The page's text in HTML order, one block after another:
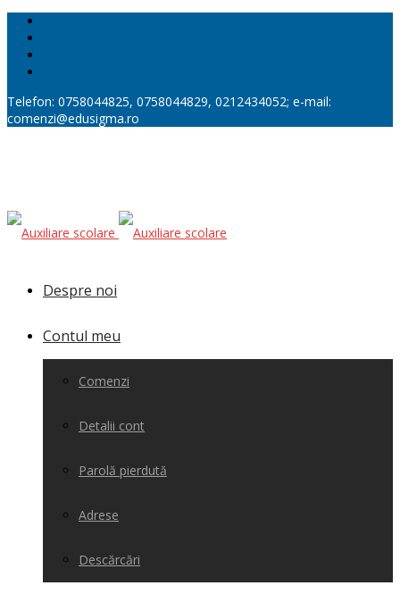
Telefon: 0758044825, 0758044829, 0212434052; e-mail:
comenzi@edusigma.ro
Despre noi
Contul meu
Comenzi
Detalii cont
Parolă pierdută
Adrese
Descărcări